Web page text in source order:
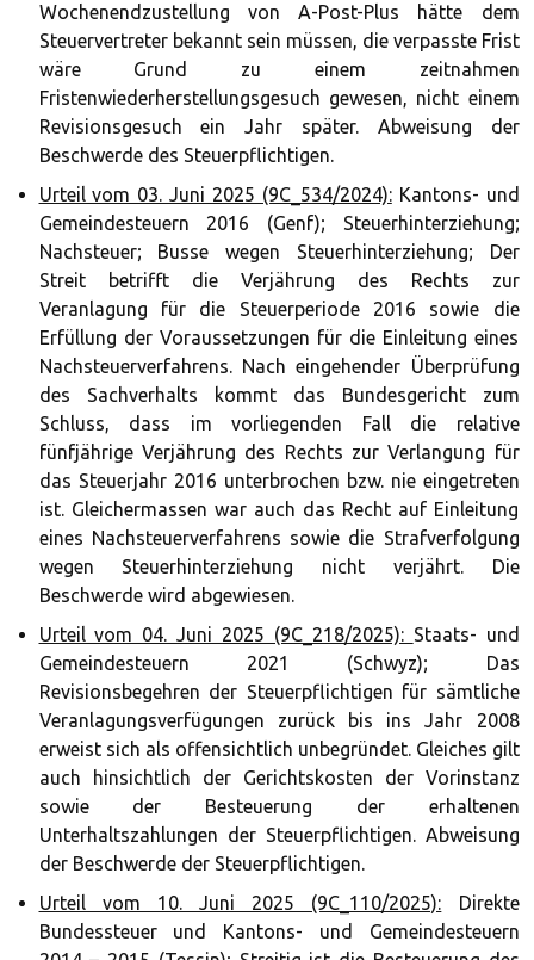
Wochenendzustellung von A-Post-Plus hätte dem
Steuervertreter bekannt sein müssen, die verpasste Frist
wäre Grund zu einem zeitnahmen
Fristenwiederherstellungsgesuch gewesen, nicht einem
Revisionsgesuch ein Jahr später. Abweisung der
Beschwerde des Steuerpflichtigen.
Urteil vom 03. Juni 2025 (9C_534/2024):Kantons- und
Gemeindesteuern 2016 (Genf); Steuerhinterziehung;
Nachsteuer; Busse wegen Steuerhinterziehung; Der
Streit betrifft die Verjährung des Rechts zur
Veranlagung für die Steuerperiode 2016 sowie die
Erfüllung der Voraussetzungen für die Einleitung eines
Nachsteuerverfahrens. Nach eingehender Überprüfung
des Sachverhalts kommt das Bundesgericht zum
Schluss, dass im vorliegenden Fall die relative
fünfjährige Verjährung des Rechts zur Verlangung für
das Steuerjahr 2016 unterbrochen bzw. nie eingetreten
ist. Gleichermassen war auch das Recht auf Einleitung
eines Nachsteuerverfahrens sowie die Strafverfolgung
wegen Steuerhinterziehung nicht verjährt. Die
Beschwerde wird abgewiesen.
Urteil vom 04. Juni 2025 (9C_218/2025): Staats- und
Gemeindesteuern 2021 (Schwyz); Das
Revisionsbegehren der Steuerpflichtigen für sämtliche
Veranlagungsverfügungen zurück bis ins Jahr 2008
erweist sich als offensichtlich unbegründet. Gleiches gilt
auch hinsichtlich der Gerichtskosten der Vorinstanz
sowie der Besteuerung der erhaltenen
Unterhaltszahlungen der Steuerpflichtigen. Abweisung
der Beschwerde der Steuerpflichtigen.
Urteil vom 10. Juni 2025 (9C_110/2025): Direkte
Bundessteuer und Kantons- und Gemeindesteuern